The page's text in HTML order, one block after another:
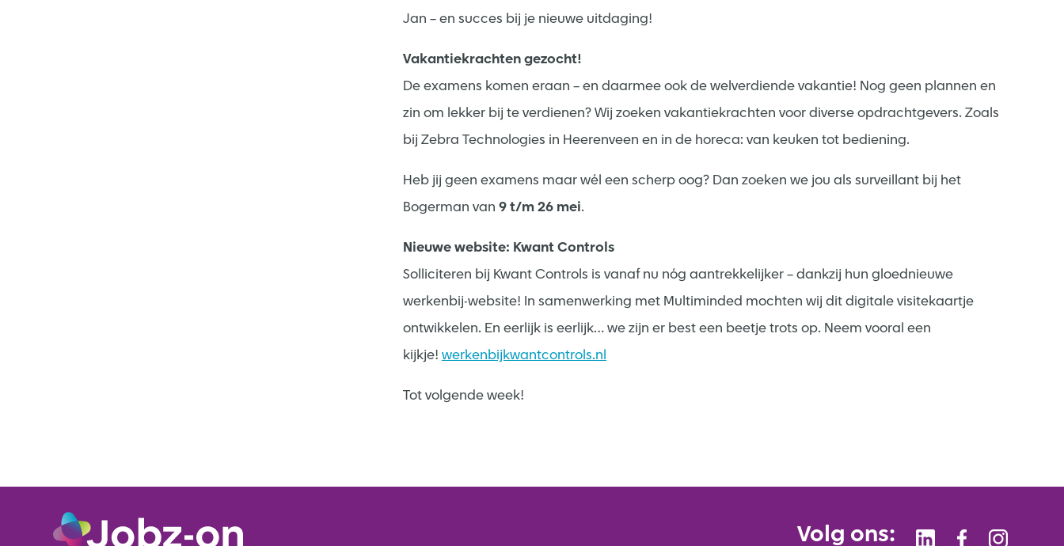
Jan – en succes bij je nieuwe uitdaging!
Vakantiekrachten gezocht!
De examens komen eraan – en daarmee ook de welverdiende vakantie! Nog geen plannen en
zin om lekker bij te verdienen? Wij zoeken vakantiekrachten voor diverse opdrachtgevers. Zoals
bij Zebra Technologies in Heerenveen en in de horeca: van keuken tot bediening.
Heb jij geen examens maar wél een scherp oog? Dan zoeken we jou als surveillant bij het
Bogerman van 9 t/m 26 mei.
Nieuwe website: Kwant Controls
Solliciteren bij Kwant Controls is vanaf nu nóg aantrekkelijker – dankzij hun gloednieuwe
werkenbij-website! In samenwerking met Multiminded mochten wij dit digitale visitekaartje
ontwikkelen. En eerlijk is eerlijk… we zijn er best een beetje trots op. Neem vooral een
kijkje! werkenbijkwantcontrols.nl
Tot volgende week!
Volg ons: